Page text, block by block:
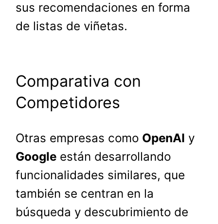
sus recomendaciones en forma
de listas de viñetas.
Comparativa con
Competidores
Otras empresas como OpenAI y
Google están desarrollando
funcionalidades similares, que
también se centran en la
búsqueda y descubrimiento de